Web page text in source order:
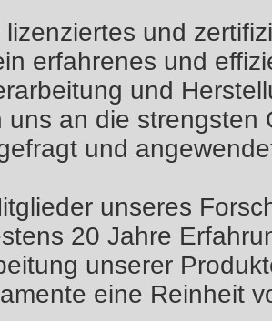
lizenziertes und
erfahrenes und
und
uns an die strengsten
und
unseres
20 Jahre
unserer
eine Reinheit